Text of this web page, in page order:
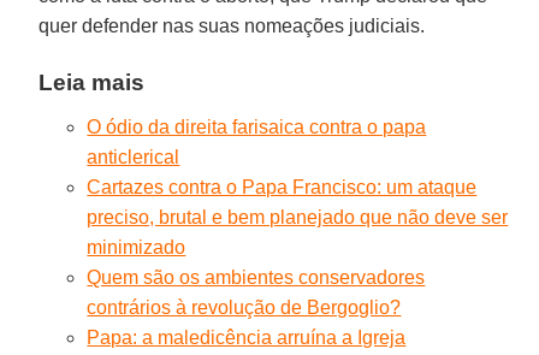
quer defender nas suas nomeações judiciais.
Leia mais
O ódio da direita farisaica contra o papa
anticlerical
Cartazes contra o Papa Francisco: um ataque
preciso, brutal e bem planejado que não deve ser
minimizado
Quem são os ambientes conservadores
contrários à revolução de Bergoglio?
Papa: a maledicência arruína a Igreja